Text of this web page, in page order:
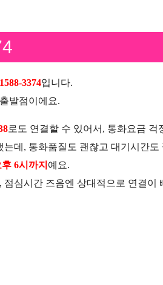
1588-3374입니다.
발점이에요.
로도 연결할 수 있어서, 통화요금
데, 통화품질도 괜찮고 대기시간도
6시까지 예요.
심시간 즈음엔 상대적으로 연결이